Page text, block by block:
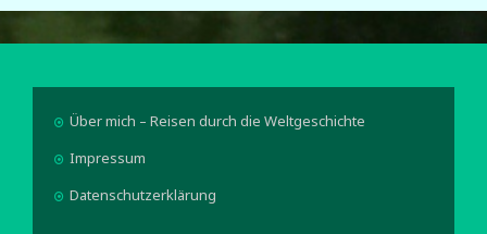
Über mich – Reisen durch die Weltgeschichte
Impressum
Datenschutzerklärung